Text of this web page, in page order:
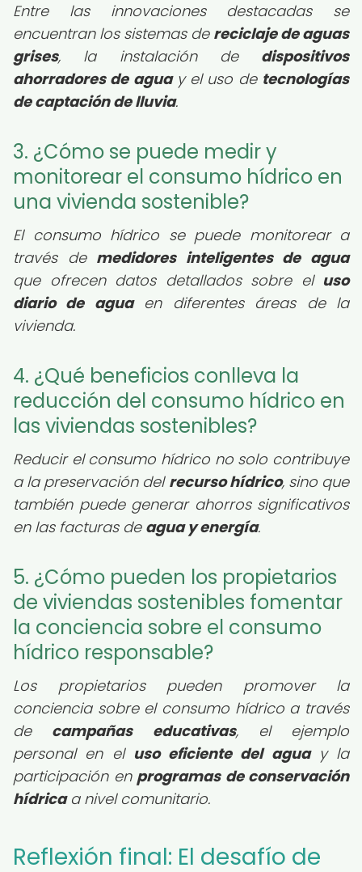
Entre las innovaciones destacadas se
encuentran los sistemas de reciclaje de aguas
grises, la instalación de dispositivos
ahorradores de aguay el uso de tecnologías
de captación de lluvia.
3. ¿Cómo se puede medir y
monitorear el consumo hídrico en
una vivienda sostenible?
El consumo hídrico se puede monitorear a
través de medidores inteligentes de agua
que ofrecen datos detallados sobre el uso
diario de aguaen diferentes áreas de la
vivienda.
4. ¿Qué beneficios conlleva la
reducción del consumo hídrico en
las viviendas sostenibles?
Reducir el consumo hídrico no solo contribuye
a la preservación del recurso hídrico, sino que
también puede generar ahorros significativos
en las facturas de agua y energía.
5. ¿Cómo pueden los propietarios
de viviendas sostenibles fomentar
la conciencia sobre el consumo
hídrico responsable?
Los propietarios pueden promover la
conciencia sobre el consumo hídrico a través
de campañas educativas, el ejemplo
personal en el uso eficiente del aguay la
participación en programas de conservación
hídricaa nivel comunitario.
Reflexión final: El desafío de